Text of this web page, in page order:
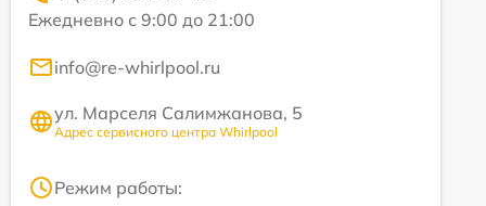
Ежедневно с 9:00 до 21:00
info@re-whirlpool.ru
ул. Марселя Салимжанова, 5
Адрес сервисного центра Whirlpool
Режим работы: